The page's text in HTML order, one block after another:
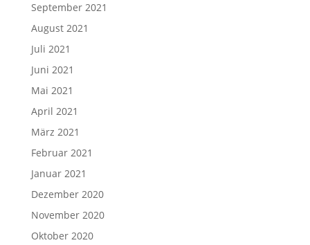
September 2021
August 2021
Juli 2021
Juni 2021
Mai 2021
April 2021
März 2021
Februar 2021
Januar 2021
Dezember 2020
November 2020
Oktober 2020